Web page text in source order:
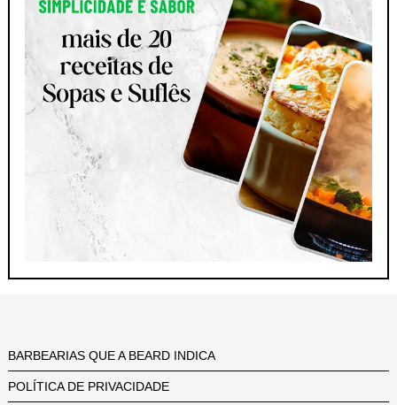
BARBEARIAS QUE A BEARD INDICA
POLÍTICA DE PRIVACIDADE